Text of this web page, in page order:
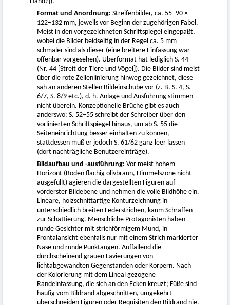
Format und Anordnung: Streifenbilder, ca. 55–90 ×
122–132 mm, jeweils vor Beginn der zugehörigen Fabel.
Meist in den vorgezeichneten Schriftspiegel eingepaßt,
wobei die Bilder beidseitig in der Regel ca. 5 mm
schmaler sind als dieser (eine breitere Einfassung war
offenbar vorgesehen). Überformat hat lediglich S. 44
(Nr. 44 [Streit der Tiere und Vögel]). Die Bilder sind meist
über die rote Zeilenlinierung hinweg gezeichnet, diese
sah an anderen Stellen Bildeinschübe vor (z. B. S. 4, S.
6/7, S. 8/9 etc.), d. h. Anlage und Ausführung stimmen
nicht überein. Konzeptionelle Brüche gibt es auch
anderswo: S. 52–55 schreibt der Schreiber über den
vorlinierten Schriftspiegel hinaus, um ab S. 55 die
Seiteneinrichtung besser einhalten zu können,
stattdessen muß er jedoch S. 61/62 ganz leer lassen
(dort nachträgliche Benutzereinträge).
Bildaufbau und -ausführung: Vor meist hohem
Horizont (Boden flächig olivbraun, Himmelszone nicht
ausgefüllt) agieren die dargestellten Figuren auf
vorderster Bildebene und nehmen die volle Bildhöhe ein.
Lineare, holzschnittartige Konturzeichnung in
unterschiedlich breiten Federstrichen, kaum Schraffen
zur Schattierung. Menschliche Protagonisten haben
runde Gesichter mit strichförmigem Mund, in
Frontalansicht ebenfalls nur mit einem Strich markierter
Nase und runde Punktaugen. Auffallend die
durchscheinend grauen Lavierungen von
lichtabgewandten Gegenständen oder Körpern. Nach
der Kolorierung mit dem Lineal gezogene
Randeinfassung, die sich an den Ecken kreuzt; Füße sind
häufig vom Bildrand abgeschnitten, umgekehrt
überschneiden Figuren oder Requisiten den Bildrand nie.